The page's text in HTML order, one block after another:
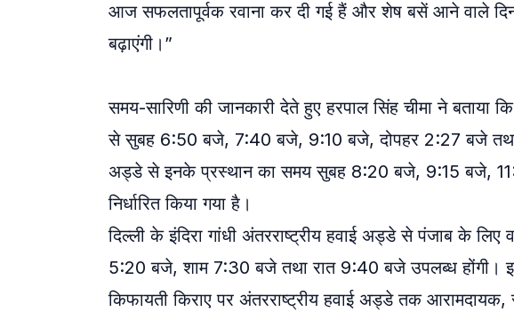
आज सफलतापूर्वक रवाना कर दी गई हैं और शेष बसें आने वाले
बढ़ाएंगी।”
समय-सारिणी की जानकारी देते हुए हरपाल सिंह चीमा ने
से सुबह 6:50 बजे, 7:40 बजे, 9:10 बजे, दोपहर 2:27 बजे तथा
अड्डे से इनके प्रस्थान का समय सुबह 8:20 बजे, 9:15 बजे,
निर्धारित किया गया है।
दिल्ली के इंदिरा गांधी अंतरराष्ट्रीय हवाई अड्डे से पंजाब के
5:20 बजे, शाम 7:30 बजे तथा रात 9:40 बजे उपलब्ध होंगी।
किफायती किराए पर अंतरराष्ट्रीय हवाई अड्डे तक